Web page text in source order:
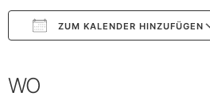
ZUM KALENDER HINZUFÜGEN
WO